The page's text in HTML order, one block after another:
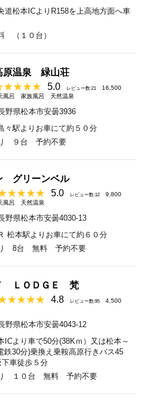
道松本ICよりR158を上高地方面へ車
（１０台）
原温泉 緑山荘
5.0 レビュー数:21
16,500
風呂 家族風呂 天然温泉
野県松本市安曇3936
々駅よりお車にて約５０分
９台 予約不要
グリーンベル
5.0 レビュー数:12
9,800
風呂 天然温泉
野県松本市安曇4030-13
松本駅よりお車にて約６０分
8台 無料 予約不要
ＬＯＤＧＥ 梵
4.8 レビュー数:95
4,500
野県松本市安曇4043-12
ICより車で50分(38Kｍ）又は松本～
鉄30分)乗換え乗鞍高原行きバス45
車徒歩５分
１０台 無料 予約不要